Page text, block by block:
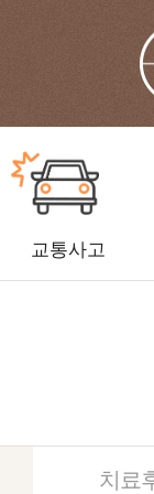
교통사고
치료